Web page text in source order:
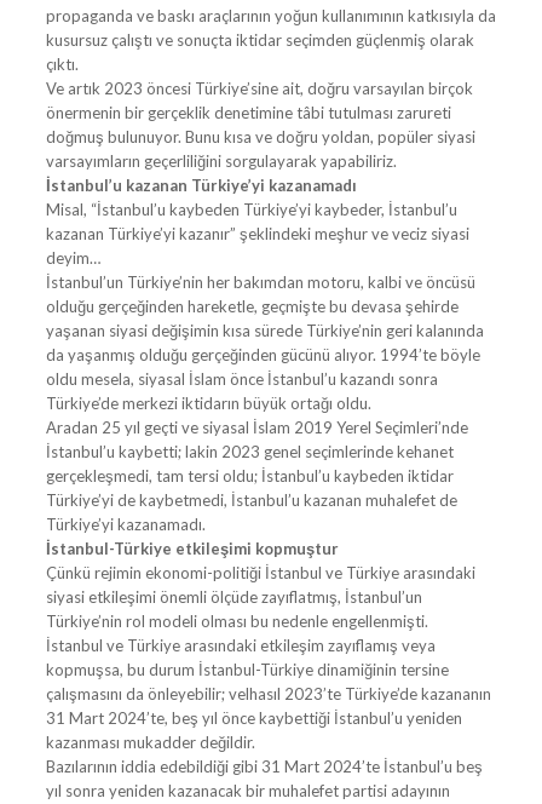
propaganda ve baskı araçlarının yoğun kullanımının katkısıyla da
kusursuz çalıştı ve sonuçta iktidar seçimden güçlenmiş olarak
çıktı.
Ve artık 2023 öncesi Türkiye’sine ait, doğru varsayılan birçok
önermenin bir gerçeklik denetimine tâbi tutulması zarureti
doğmuş bulunuyor. Bunu kısa ve doğru yoldan, popüler siyasi
varsayımların geçerliliğini sorgulayarak yapabiliriz.
İstanbul’u kazanan Türkiye’yi kazanamadı
Misal, “İstanbul’u kaybeden Türkiye’yi kaybeder, İstanbul’u
kazanan Türkiye’yi kazanır” şeklindeki meşhur ve veciz siyasi
deyim…
İstanbul’un Türkiye’nin her bakımdan motoru, kalbi ve öncüsü
olduğu gerçeğinden hareketle, geçmişte bu devasa şehirde
yaşanan siyasi değişimin kısa sürede Türkiye’nin geri kalanında
da yaşanmış olduğu gerçeğinden gücünü alıyor. 1994’te böyle
oldu mesela, siyasal İslam önce İstanbul’u kazandı sonra
Türkiye’de merkezi iktidarın büyük ortağı oldu.
Aradan 25 yıl geçti ve siyasal İslam 2019 Yerel Seçimleri’nde
İstanbul’u kaybetti; lakin 2023 genel seçimlerinde kehanet
gerçekleşmedi, tam tersi oldu; İstanbul’u kaybeden iktidar
Türkiye’yi de kaybetmedi, İstanbul’u kazanan muhalefet de
Türkiye’yi kazanamadı.
İstanbul-Türkiye etkileşimi kopmuştur
Çünkü rejimin ekonomi-politiği İstanbul ve Türkiye arasındaki
siyasi etkileşimi önemli ölçüde zayıflatmış, İstanbul’un
Türkiye’nin rol modeli olması bu nedenle engellenmişti.
İstanbul ve Türkiye arasındaki etkileşim zayıflamış veya
kopmuşsa, bu durum İstanbul-Türkiye dinamiğinin tersine
çalışmasını da önleyebilir; velhasıl 2023’te Türkiye’de kazananın
31 Mart 2024’te, beş yıl önce kaybettiği İstanbul’u yeniden
kazanması mukadder değildir.
Bazılarının iddia edebildiği gibi 31 Mart 2024’te İstanbul’u beş
yıl sonra yeniden kazanacak bir muhalefet partisi adayının